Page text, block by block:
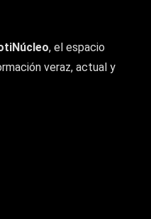
, el espacio
veraz, actual y